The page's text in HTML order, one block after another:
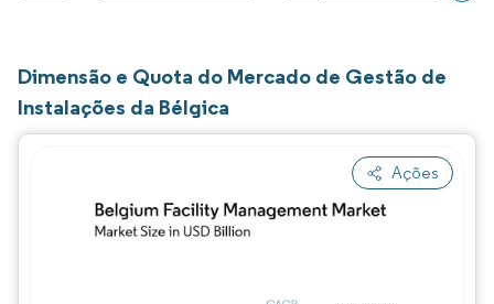
Dimensão e Quota do Mercado de Gestão de
Instalações da Bélgica
Ações